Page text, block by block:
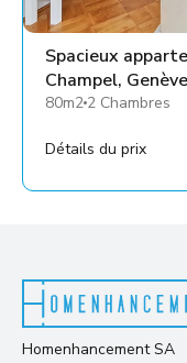
Spacieux
Champel, Genève
80m2 2 Chambres
Détails du prix
Homenhancement SA